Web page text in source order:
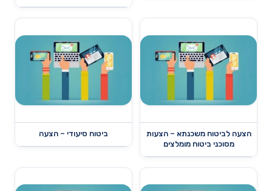
הצעה לביטוח משכנתא – הצעות
מסוכני ביטוח מומלצים
ביטוח סיעודי – הצעה